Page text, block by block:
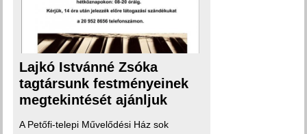
Lajkó Istvánné Zsóka
tagtársunk festményeinek
megtekintését ajánljuk
A Petőfi-telepi Művelődési Ház sok